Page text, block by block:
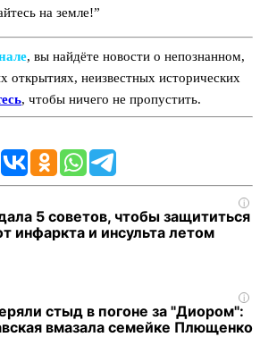
на земле!”
, вы найдёте новости о непознанном,
неизвестных исторических
, чтобы ничего не пропустить.
i
5 советов, чтобы защититься
инфаркта и инсульта летом
i
стыд в погоне за "Диором":
вмазала семейке Плющенко